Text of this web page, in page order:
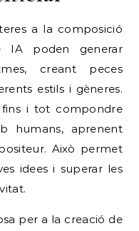
a la composició
IA poden generar
creant peces
estils i gèneres.
fins i tot compondre
humans, aprenent
Això permet
idees i superar les
per a la creació de